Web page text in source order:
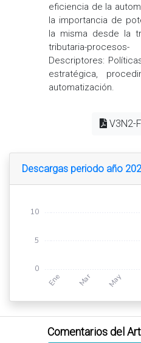
eficiencia de la
la importancia de
la misma desde la
tributaria-
Descriptores:
estratégica,
automatización.
V3N2-
Descargas periodo año